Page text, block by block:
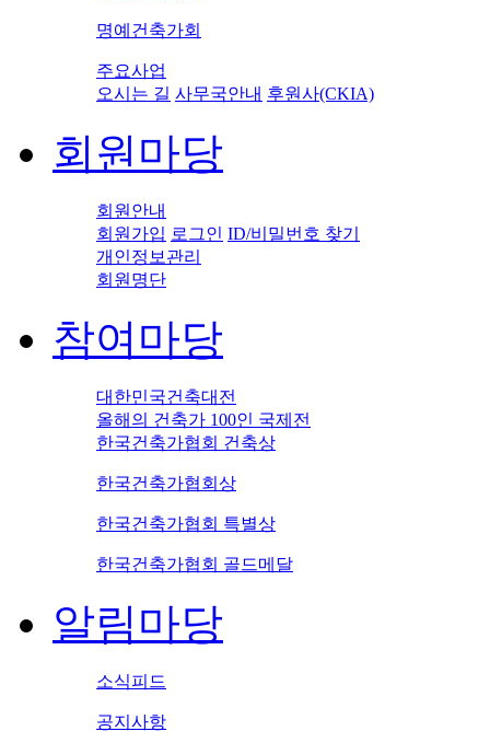
명예건축가회
주요사업
오시는 길 사무국안내 후원사(CKIA)
회원마당
회원안내
회원가입 로그인 ID/비밀번호 찾기
개인정보관리
회원명단
참여마당
대한민국건축대전
올해의 건축가 100인 국제전
한국건축가협회 건축상
한국건축가협회상
한국건축가협회 특별상
한국건축가협회 골드메달
알림마당
소식피드
공지사항